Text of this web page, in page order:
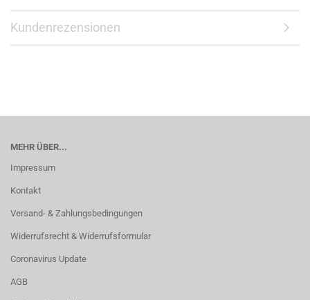
Kundenrezensionen
MEHR ÜBER...
Impressum
Kontakt
Versand- & Zahlungsbedingungen
Widerrufsrecht & Widerrufsformular
Coronavirus Update
AGB